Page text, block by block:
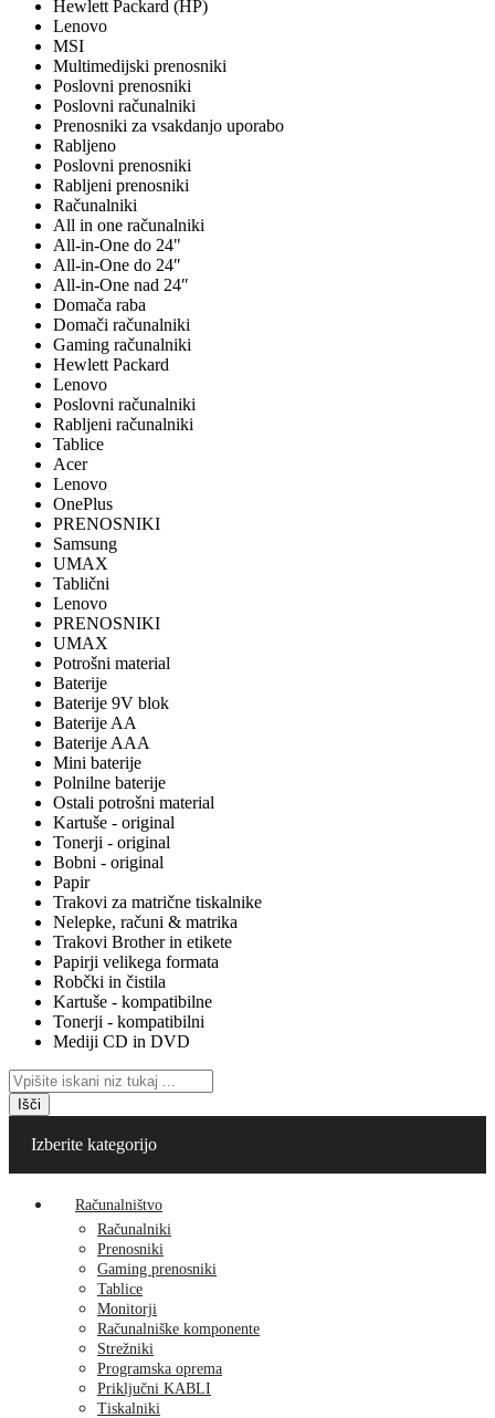
Hewlett Packard (HP)
Lenovo
MSI
Multimedijski prenosniki
Poslovni prenosniki
Poslovni računalniki
Prenosniki za vsakdanjo uporabo
Rabljeno
Poslovni prenosniki
Rabljeni prenosniki
Računalniki
All in one računalniki
All-in-One do 24"
All-in-One do 24″
All-in-One nad 24″
Domača raba
Domači računalniki
Gaming računalniki
Hewlett Packard
Lenovo
Poslovni računalniki
Rabljeni računalniki
Tablice
Acer
Lenovo
OnePlus
PRENOSNIKI
Samsung
UMAX
Tablični
Lenovo
PRENOSNIKI
UMAX
Potrošni material
Baterije
Baterije 9V blok
Baterije AA
Baterije AAA
Mini baterije
Polnilne baterije
Ostali potrošni material
Kartuše - original
Tonerji - original
Bobni - original
Papir
Trakovi za matrične tiskalnike
Nelepke, računi & matrika
Trakovi Brother in etikete
Papirji velikega formata
Robčki in čistila
Kartuše - kompatibilne
Tonerji - kompatibilni
Mediji CD in DVD
Išči
Izberite kategorijo
Računalništvo
Računalniki
Prenosniki
Gaming prenosniki
Tablice
Monitorji
Računalniške komponente
Strežniki
Programska oprema
Priključni KABLI
Tiskalniki